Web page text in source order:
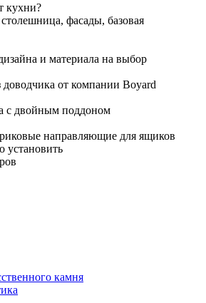
кухни?
фасады, базовая
и материала на выбор
от компании Boyard
с двойным поддоном
направляющие для ящиков
установить
камня